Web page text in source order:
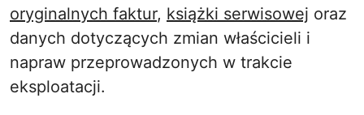
oryginalnych faktur, książki serwisowej oraz
danych dotyczących zmian właścicieli i
napraw przeprowadzonych w trakcie
eksploatacji.